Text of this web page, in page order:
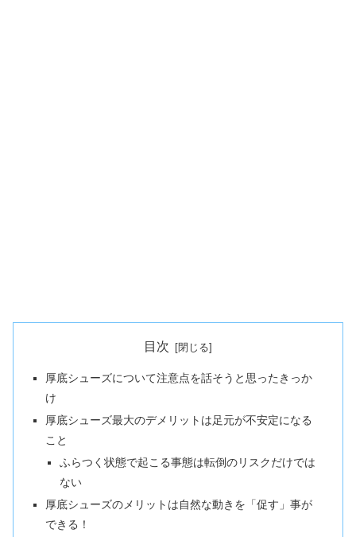
目次
厚底シューズについて注意点を話そうと思ったきっか
け
厚底シューズ最大のデメリットは足元が不安定になる
こと
ふらつく状態で起こる事態は転倒のリスクだけでは
ない
厚底シューズのメリットは自然な動きを「促す」事が
できる！